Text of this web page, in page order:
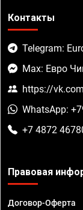
Контакты
Telegram:
Max: Евро
https://
WhatsApp:
+7 4872
Правовая
Договор-Оферта